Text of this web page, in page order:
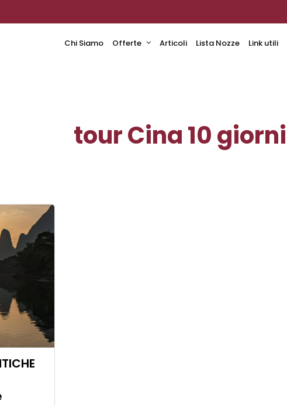
Chi Siamo Offerte Articoli Lista Nozze Link utili
tour Cina 10 giorni